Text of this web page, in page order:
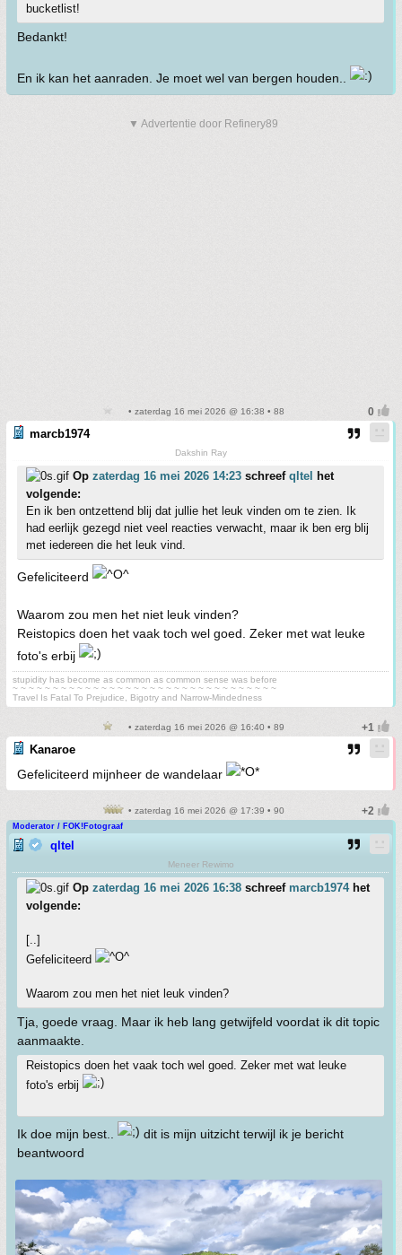
bucketlist!
Bedankt!
En ik kan het aanraden. Je moet wel van bergen houden..
▼ Advertentie door Refinery89
• zaterdag 16 mei 2026 @ 16:38 • 88
marcb1974
Dakshin Ray
Op zaterdag 16 mei 2026 14:23 schreef qltel
het
volgende:
En ik ben ontzettend blij dat jullie het leuk vinden om te zien. Ik
had eerlijk gezegd niet veel reacties verwacht, maar ik ben erg blij
met iedereen die het leuk vind.
Gefeliciteerd
Waarom zou men het niet leuk vinden?
Reistopics doen het vaak toch wel goed. Zeker met wat leuke
foto's erbij
stupidity has become as common as common sense was before
~ ~ ~ ~ ~ ~ ~ ~ ~ ~ ~ ~ ~ ~ ~ ~ ~ ~ ~ ~ ~ ~ ~ ~ ~ ~ ~ ~ ~ ~ ~ ~ ~
Travel Is Fatal To Prejudice, Bigotry and Narrow-Mindedness
• zaterdag 16 mei 2026 @ 16:40 • 89
Kanaroe
Gefeliciteerd mijnheer de wandelaar
• zaterdag 16 mei 2026 @ 17:39 • 90
Moderator / FOK!Fotograaf
qltel
Meneer Rewimo
Op zaterdag 16 mei 2026 16:38 schreef marcb1974het
volgende:
[..]
Gefeliciteerd
Waarom zou men het niet leuk vinden?
Tja, goede vraag. Maar ik heb lang getwijfeld voordat ik dit topic
aanmaakte.
Reistopics doen het vaak toch wel goed. Zeker met wat leuke
foto's erbij
Ik doe mijn best..
dit is mijn uitzicht terwijl ik je bericht
beantwoord